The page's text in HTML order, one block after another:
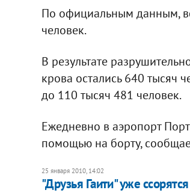
По официальным данным,
человек.
В результате
крова остались 640 тысяч
до 110 тысяч 481 человек.
Ежедневно в аэропорт
помощью на борту,
25 января 2010, 14:02
"Друзья Гаити" уже